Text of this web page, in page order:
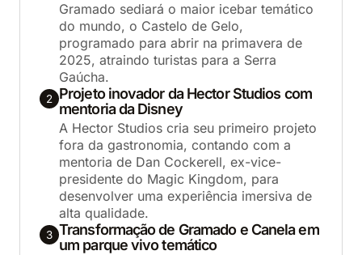
Gramado sediará o maior icebar temático
do mundo, o Castelo de Gelo,
programado para abrir na primavera de
2025, atraindo turistas para a Serra
Gaúcha.
2 Projeto inovador da Hector Studios com
mentoria da Disney
A Hector Studios cria seu primeiro projeto
fora da gastronomia, contando com a
mentoria de Dan Cockerell, ex-vice-
presidente do Magic Kingdom, para
desenvolver uma experiência imersiva de
alta qualidade.
3 Transformação de Gramado e Canela em
um parque vivo temático